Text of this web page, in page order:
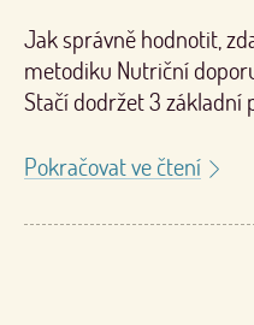
Jak správně hodnotit,
metodiku Nutriční
Stačí dodržet 3 základní
Pokračovat ve čtení